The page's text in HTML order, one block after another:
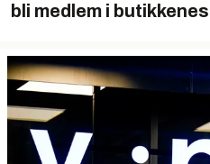
bli medlem i